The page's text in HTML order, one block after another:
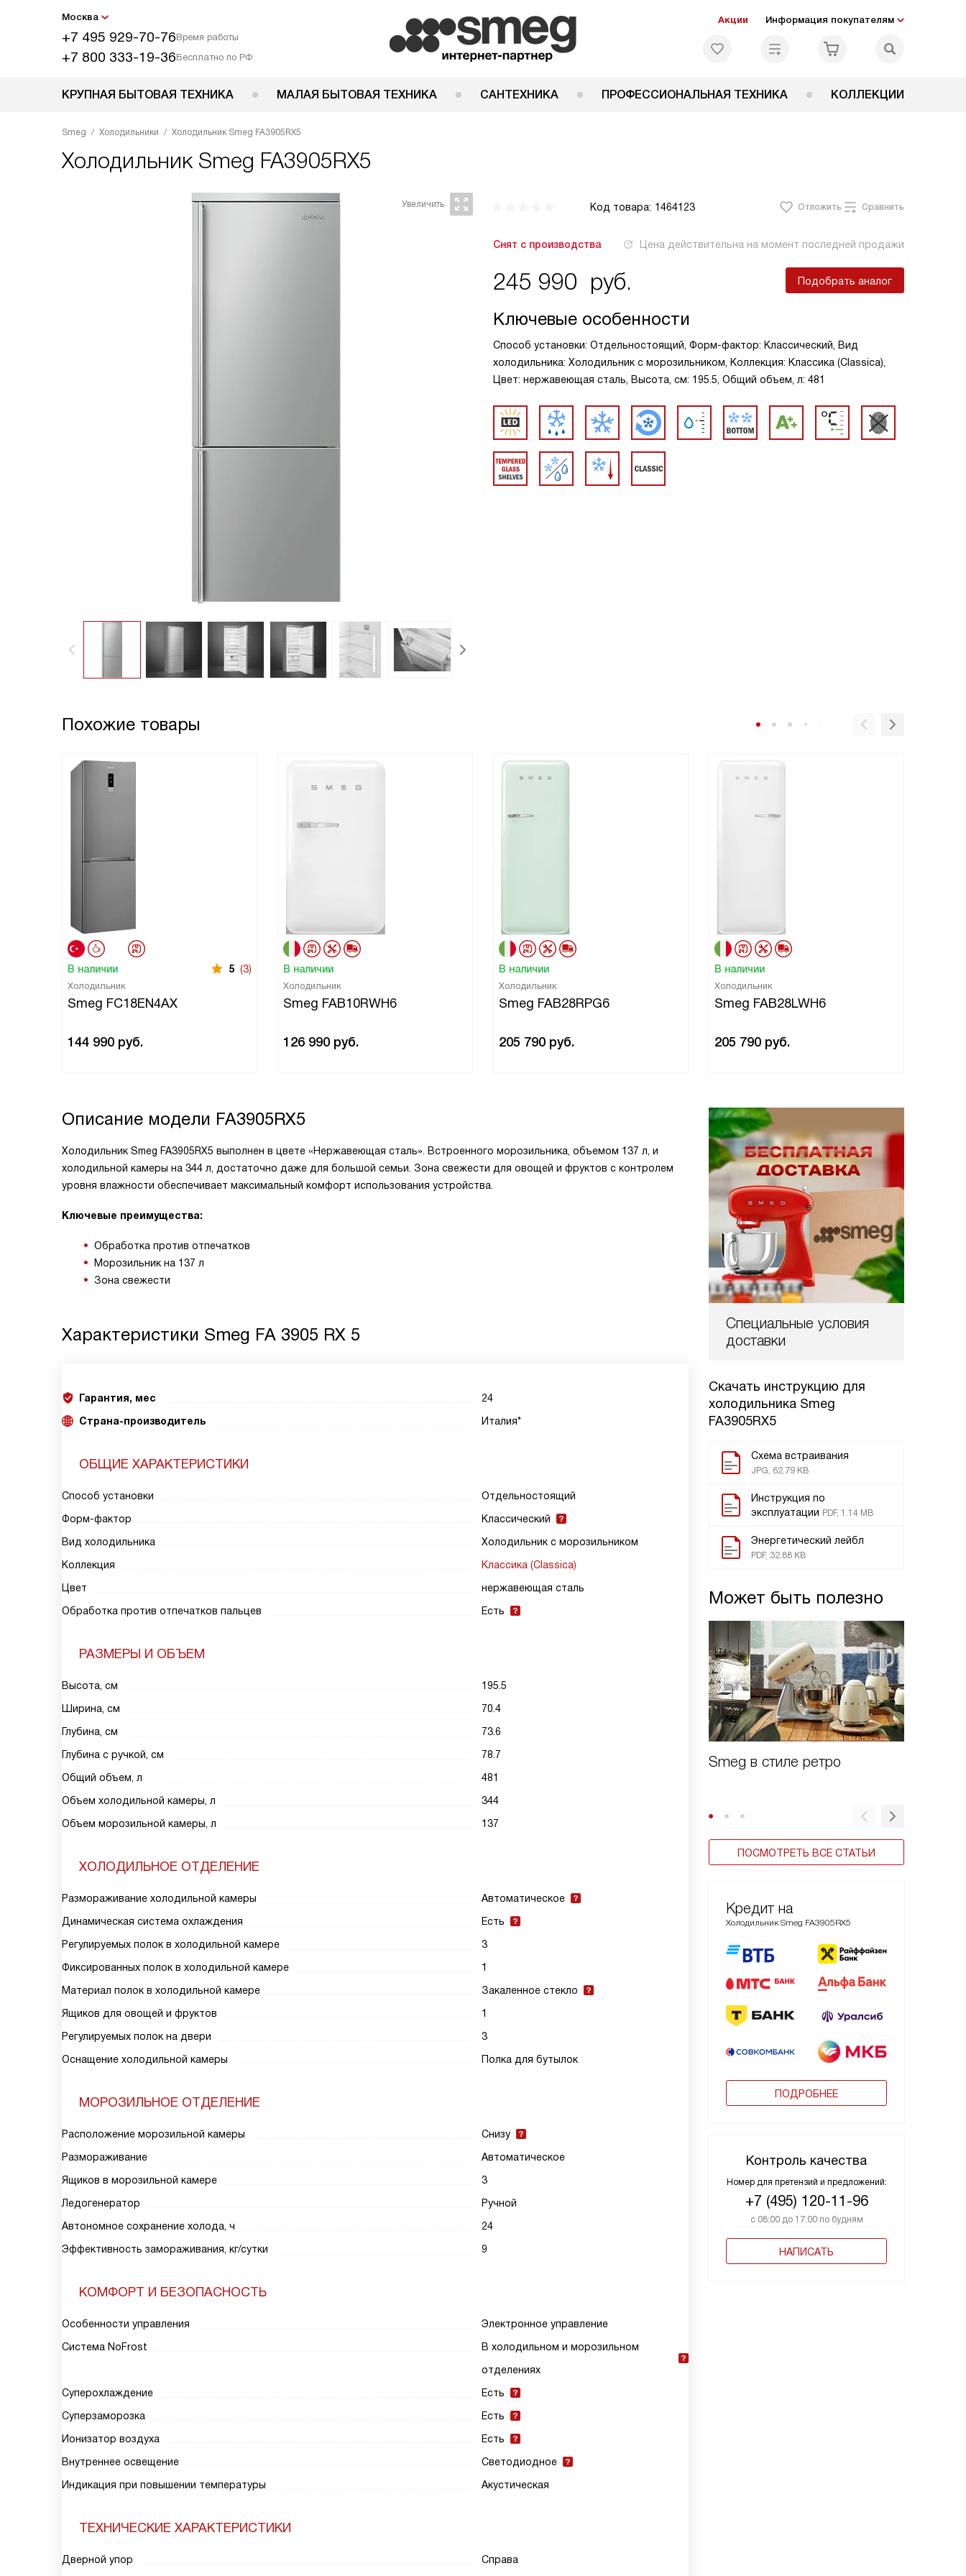
Москва
+7 495 929-70-76Время работы
+7 800 333-19-36Бесплатно по РФ
Акции Информация покупателям
КРУПНАЯ БЫТОВАЯ ТЕХНИКА МАЛАЯ БЫТОВАЯ ТЕХНИКА САНТЕХНИКА ПРОФЕССИОНАЛЬНАЯ ТЕХНИКА КОЛЛЕКЦИИ
Smeg Холодильники Холодильник Smeg FA3905RX5
Холодильник Smeg FA3905RX5
Код товара: 1464123 Отложить Сравнить
Снят с производства Цена действительна на момент последней продажи
245 990 руб. Подобрать аналог
Ключевые особенности
Способ установки: Отдельностоящий, Форм-фактор: Классический, Вид
холодильника: Холодильник с морозильником, Коллекция: Классика (Classica),
Цвет: нержавеющая сталь, Высота, см: 195.5, Общий объем, л: 481
Похожие товары
В наличии 5 (3)
Холодильник
Smeg FC18EN4AX
144 990 руб.
В наличии
Холодильник
Smeg FAB10RWH6
126 990 руб.
В наличии
Холодильник
Smeg FAB28RPG6
205 790 руб.
В наличии
Холодильник
Smeg FAB28LWH6
205 790 руб.
Специальные условия
доставки
Скачать инструкцию для
холодильника Smeg
FA3905RX5
Схема встраивания
JPG, 62.79 KB
Инструкция по
эксплуатации PDF, 1.14 MB
Энергетический лейбл
PDF, 32.88 KB
Может быть полезно
Smeg в стиле ретро
ПОСМОТРЕТЬ ВСЕ СТАТЬИ
Кредит на
Холодильник Smeg FA3905RX5
ПОДРОБНЕЕ
Контроль качества
Номер для претензий и предложений:
+7 (495) 120-11-96
с 08:00 до 17:00 по будням
НАПИСАТЬ
Описание модели FA3905RX5
Холодильник Smeg FA3905RX5 выполнен в цвете «Нержавеющая сталь». Встроенного морозильника, объемом 137 л, и
холодильной камеры на 344 л, достаточно даже для большой семьи. Зона свежести для овощей и фруктов с контролем
уровня влажности обеспечивает максимальный комфорт использования устройства.
Ключевые преимущества:
Обработка против отпечатков
Морозильник на 137 л
Зона свежести
Характеристики Smeg FA 3905 RX 5
Гарантия, мес
24
Страна-производитель
Италия*
ОБЩИЕ ХАРАКТЕРИСТИКИ
Способ установки
Отдельностоящий
Форм-фактор
Классический
Вид холодильника
Холодильник с морозильником
Коллекция
Классика (Classica)
Цвет
нержавеющая сталь
Обработка против отпечатков пальцев
Есть
РАЗМЕРЫ И ОБЪЕМ
Высота, см
195.5
Ширина, см
70.4
Глубина, см
73.6
Глубина с ручкой, см
78.7
Общий объем, л
481
Объем холодильной камеры, л
344
Объем морозильной камеры, л
137
ХОЛОДИЛЬНОЕ ОТДЕЛЕНИЕ
Размораживание холодильной камеры
Автоматическое
Динамическая система охлаждения
Есть
Регулируемых полок в холодильной камере
3
Фиксированных полок в холодильной камере
1
Материал полок в холодильной камере
Закаленное стекло
Ящиков для овощей и фруктов
1
Регулируемых полок на двери
3
Оснащение холодильной камеры
Полка для бутылок
МОРОЗИЛЬНОЕ ОТДЕЛЕНИЕ
Расположение морозильной камеры
Снизу
Размораживание
Автоматическое
Ящиков в морозильной камере
3
Ледогенератор
Ручной
Автономное сохранение холода, ч
24
Эффективность замораживания, кг/сутки
9
КОМФОРТ И БЕЗОПАСНОСТЬ
Особенности управления
Электронное управление
Система NoFrost
В холодильном и морозильном
отделениях
Суперохлаждение
Есть
Суперзаморозка
Есть
Ионизатор воздуха
Есть
Внутреннее освещение
Светодиодное
Индикация при повышении температуры
Акустическая
ТЕХНИЧЕСКИЕ ХАРАКТЕРИСТИКИ
Дверной упор Справа